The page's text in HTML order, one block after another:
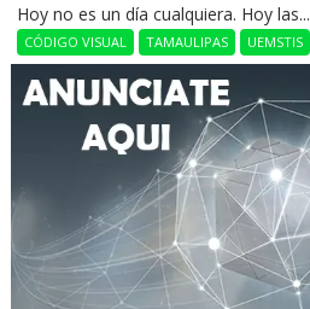
Hoy no es un día cualquiera. Hoy las...
CÓDIGO VISUAL TAMAULIPAS UEMSTIS